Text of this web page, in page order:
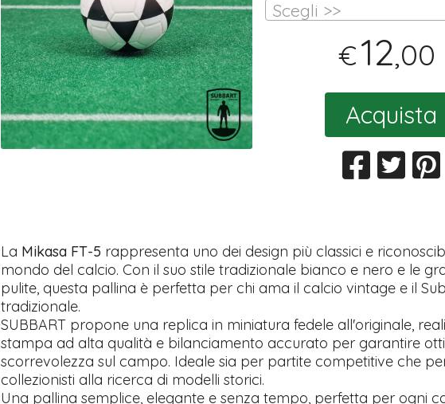
Scegli >>
€12,00
Acquista
La Mikasa FT-5 rappresenta uno dei design più classici e
mondo del calcio. Con il suo stile tradizionale bianco e nero e le
pulite, questa pallina è perfetta per chi ama il calcio vintage e il
tradizionale.
SUBBART propone una replica in miniatura fedele all'originale,
stampa ad alta qualità e bilanciamento accurato per garantire
scorrevolezza sul campo. Ideale sia per partite competitive che
collezionisti alla ricerca di modelli storici.
Una pallina semplice, elegante e senza tempo, perfetta per ogni